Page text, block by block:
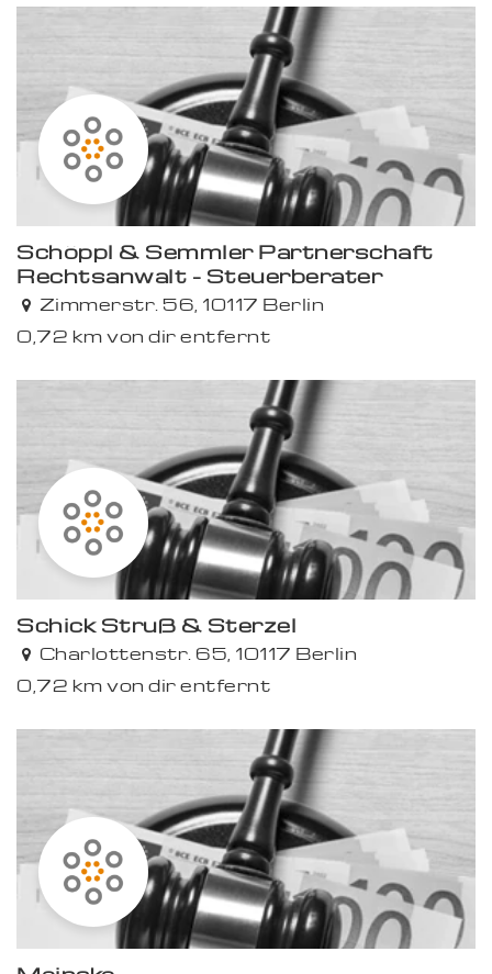
Schöppl & Semmler Partnerschaft
Rechtsanwalt - Steuerberater
Zimmerstr. 56, 10117 Berlin
0,72 km von dir entfernt
Schick Struß & Sterzel
Charlottenstr. 65, 10117 Berlin
0,72 km von dir entfernt